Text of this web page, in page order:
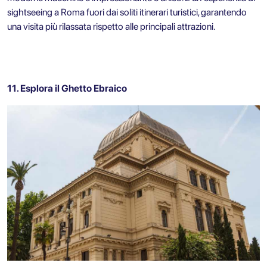
sightseeing a Roma fuori dai soliti itinerari turistici, garantendo
una visita più rilassata rispetto alle principali attrazioni.
11. Esplora il Ghetto Ebraico